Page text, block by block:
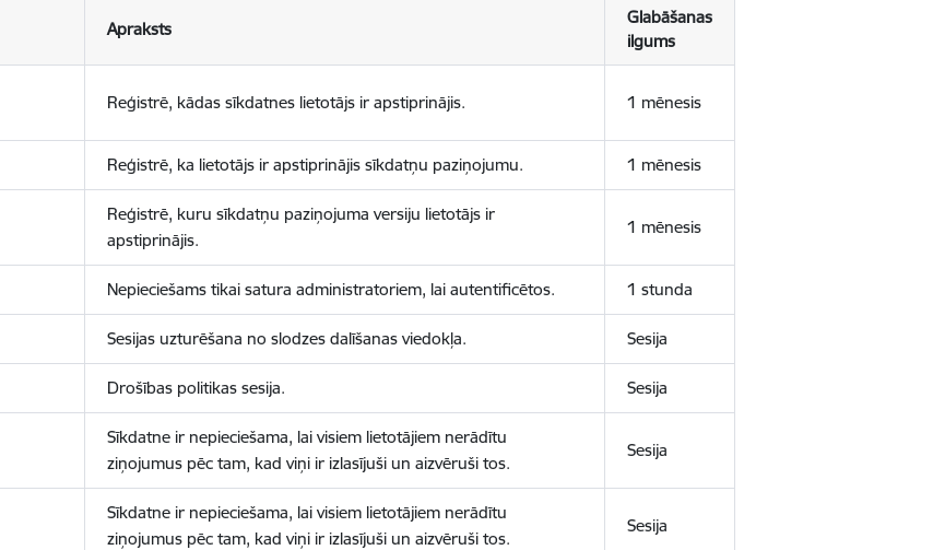
Apraksts
Glabāšanas
ilgums
Reģistrē, kādas sīkdatnes lietotājs ir apstiprinājis. 1 mēnesis
Reģistrē, ka lietotājs ir apstiprinājis sīkdatņu paziņojumu. 1 mēnesis
Reģistrē, kuru sīkdatņu paziņojuma versiju lietotājs ir
apstiprinājis.
1 mēnesis
Nepieciešams tikai satura administratoriem, lai autentificētos. 1 stunda
Sesijas uzturēšana no slodzes dalīšanas viedokļa. Sesija
Drošības politikas sesija. Sesija
Sīkdatne ir nepieciešama, lai visiem lietotājiem nerādītu
ziņojumus pēc tam, kad viņi ir izlasījuši un aizvēruši tos.
Sesija
Sīkdatne ir nepieciešama, lai visiem lietotājiem nerādītu
ziņojumus pēc tam, kad viņi ir izlasījuši un aizvēruši tos.
Sesija